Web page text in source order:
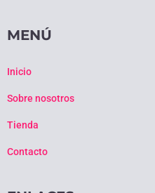
MENÚ
Inicio
Sobre nosotros
Tienda
Contacto